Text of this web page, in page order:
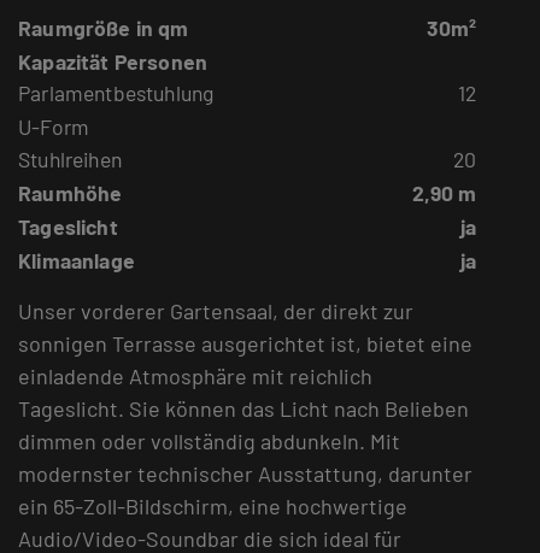
Raumgröße in qm
30m²
Kapazität Personen
Parlamentbestuhlung
12
U-Form
Stuhlreihen
20
Raumhöhe
2,90 m
Tageslicht
ja
Klimaanlage
ja
Unser vorderer Gartensaal, der direkt zur
sonnigen Terrasse ausgerichtet ist, bietet eine
einladende Atmosphäre mit reichlich
Tageslicht. Sie können das Licht nach Belieben
dimmen oder vollständig abdunkeln. Mit
modernster technischer Ausstattung, darunter
ein 65-Zoll-Bildschirm, eine hochwertige
Audio/Video-Soundbar die sich ideal für